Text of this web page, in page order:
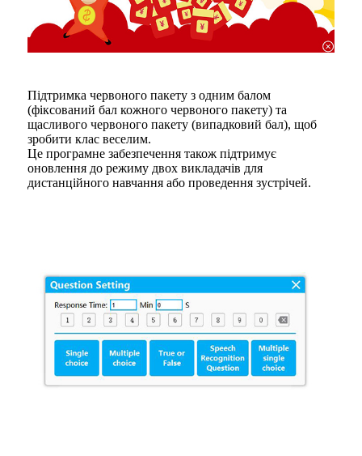
Підтримка червоного пакету з одним балом
(фіксований бал кожного червоного пакету) та
щасливого червоного пакету (випадковий бал), щоб
зробити клас веселим.
Це програмне забезпечення також підтримує
оновлення до режиму двох викладачів для
дистанційного навчання або проведення зустрічей.